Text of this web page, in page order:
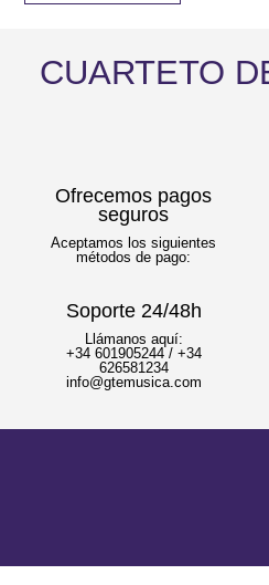
CUARTETO
Ofrecemos pagos
seguros
Aceptamos los siguientes
métodos de pago:
Soporte 24/48h
Llámanos aquí:
+34 601905244 / +34
626581234
info@gtemusica.com